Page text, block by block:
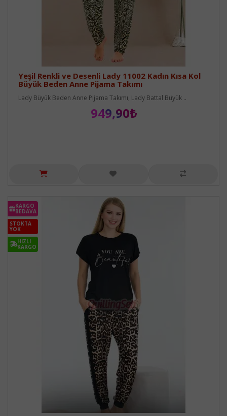
Yeşil Renkli ve Desenli Lady 11002 Kadın Kısa Kol
Büyük Beden Anne Pijama Takımı
Lady Büyük Beden Anne Pijama Takımı, Lady Battal Büyük ..
949,90₺
KARGO
BEDAVA
STOKTA
YOK
HIZLI
KARGO